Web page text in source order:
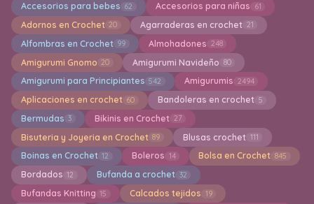
Accesorios para bebes 62 Accesorios para niñas 61
Adornos en Crochet 20 Agarraderas en crochet 21
Alfombras en Crochet 99 Almohadones 248
Amigurumi Gnomo 20 Amigurumi Navideño 80
Amigurumi para Principiantes 542 Amigurumis 2494
Aplicaciones en crochet 60 Bandoleras en crochet 5
Bermudas 3 Bikinis en Crochet 27
Bisuteria y Joyeria en Crochet 89 Blusas crochet 111
Boinas en Crochet 12 Boleros 14 Bolsa en Crochet 845
Bordados 12 Bufanda a crochet 32
Bufandas Knitting 15 Calcados tejidos 19